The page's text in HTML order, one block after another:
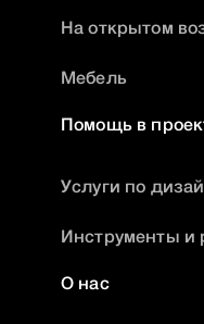
На открытом
Мебель
Помощь в
Услуги по
Инструменты и
О нас